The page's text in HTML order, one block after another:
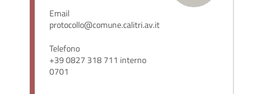
Email
protocollo@comune.calitri.av.it
Telefono
+39 0827 318 711 interno
0701